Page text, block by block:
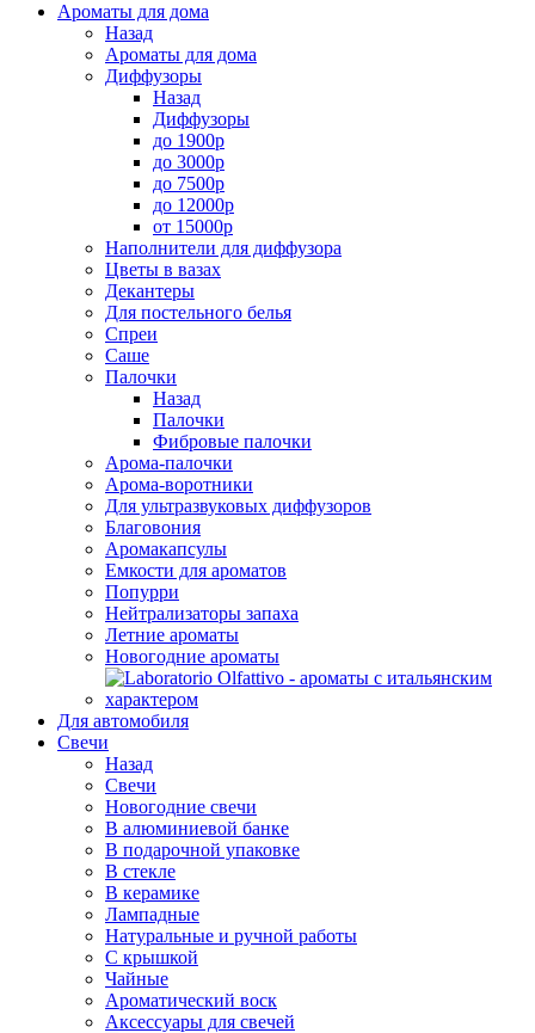
Ароматы для дома
Назад
Ароматы для дома
Диффузоры
Назад
Диффузоры
до 1900р
до 3000р
до 7500р
до 12000р
от 15000р
Наполнители для диффузора
Цветы в вазах
Декантеры
Для постельного белья
Спреи
Саше
Палочки
Назад
Палочки
Фибровые палочки
Арома-палочки
Арома-воротники
Для ультразвуковых диффузоров
Благовония
Аромакапсулы
Емкости для ароматов
Попурри
Нейтрализаторы запаха
Летние ароматы
Новогодние ароматы
Для автомобиля
Свечи
Назад
Свечи
Новогодние свечи
В алюминиевой банке
В подарочной упаковке
В стекле
В керамике
Лампадные
Натуральные и ручной работы
С крышкой
Чайные
Ароматический воск
Аксессуары для свечей